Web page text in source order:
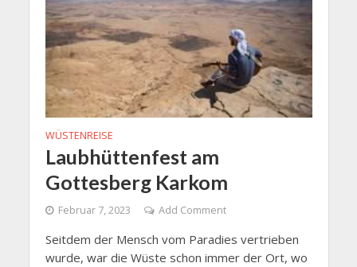
WÜSTENREISE
Laubhüttenfest am
Gottesberg Karkom
Februar 7, 2023 Add Comment
Seitdem der Mensch vom Paradies vertrieben
wurde, war die Wüste schon immer der Ort, wo